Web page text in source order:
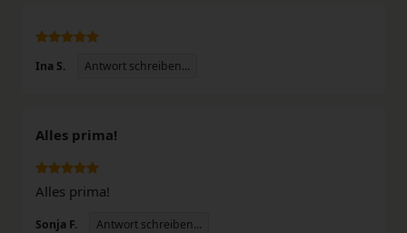
Ina S. Antwort schreiben...
Alles prima!
Alles prima!
Sonja F. Antwort schreiben...